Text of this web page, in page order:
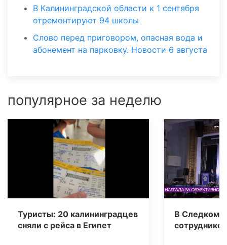
В Калининградской области к 1 сентября
отремонтируют 94 школы
Слово перед приговором, опасная вода и
абонемент на парковку. Новости 6 августа
популярное за неделю
Туристы: 20 калининградцев
сняли с рейса в Египет
В Следкоме